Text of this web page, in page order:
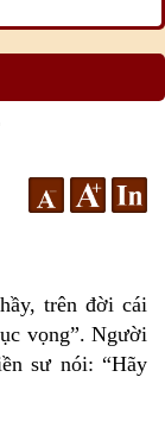
trên đời cái
vọng”. Người
sư nói: “Hãy